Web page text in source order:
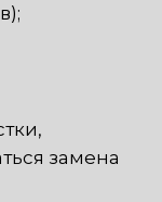
замена